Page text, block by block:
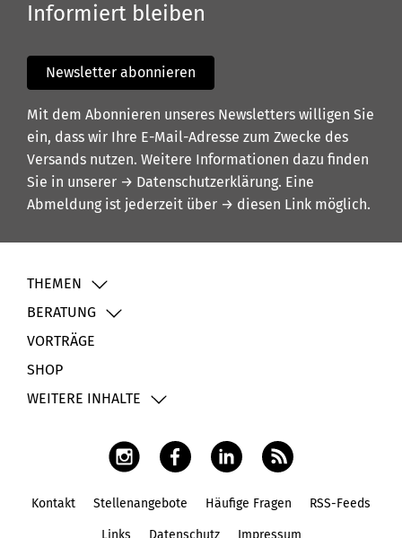
Informiert bleiben
Newsletter abonnieren
Mit dem Abonnieren unseres Newsletters willigen Sie
ein, dass wir Ihre E-Mail-Adresse zum Zwecke des
Versands nutzen. Weitere Informationen dazu finden
Sie in unserer → Datenschutzerklärung. Eine
Abmeldung ist jederzeit über → diesen Link möglich.
THEMEN
BERATUNG
VORTRÄGE
SHOP
WEITERE INHALTE
Kontakt Stellenangebote Häufige Fragen RSS-Feeds